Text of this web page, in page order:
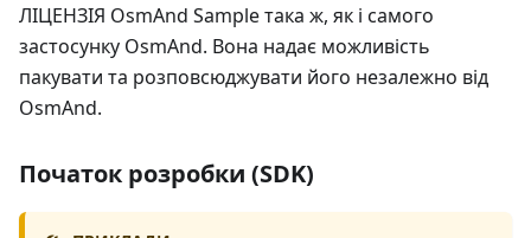
ЛІЦЕНЗІЯ OsmAnd Sample така ж, як і самого
застосунку OsmAnd. Вона надає можливість
пакувати та розповсюджувати його незалежно від
OsmAnd.
Початок розробки (SDK)